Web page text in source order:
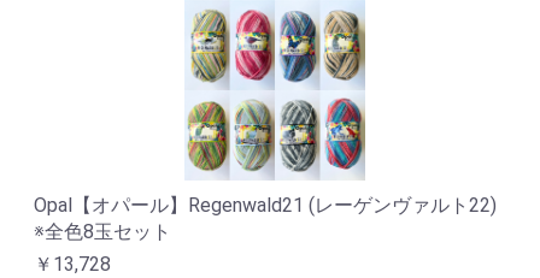
Opal【オパール】Regenwald21 (レーゲンヴァルト22)
※全色8玉セット
￥13,728